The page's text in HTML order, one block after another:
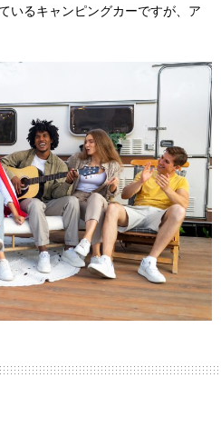
いるキャンピングカーですが、ア